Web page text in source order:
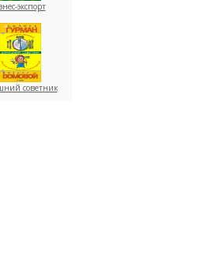
экспорт
советник